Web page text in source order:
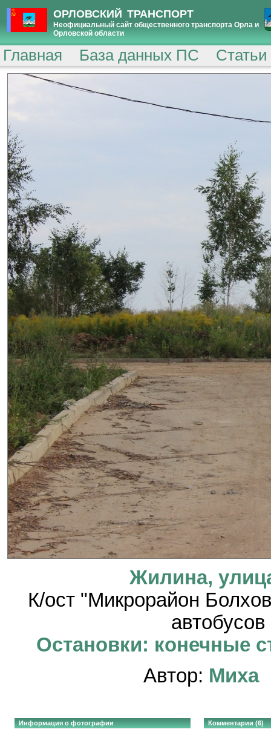
ОРЛОВСКИЙ ТРАНСПОРТ
Неофициальный сайт общественного транспорта Орла и
Орловской области
Главная База данных ПС
Жилина,
К/ост "Микрорайон
Остановки: конечные
Автор: Миха
Информация о фотографии Комментарии (6)